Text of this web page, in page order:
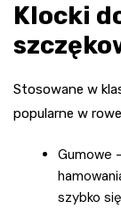
Klocki
Stosowane w
popularne w
Gumowe
szybko